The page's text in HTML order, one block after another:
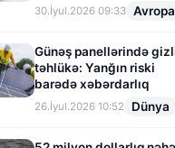
30.İyul.2026 09:33 Avropa
Günəş panellərində
təhlükə: Yanğın riski
barədə xəbərdarlıq
26.İyul.2026 10:52 Dünya